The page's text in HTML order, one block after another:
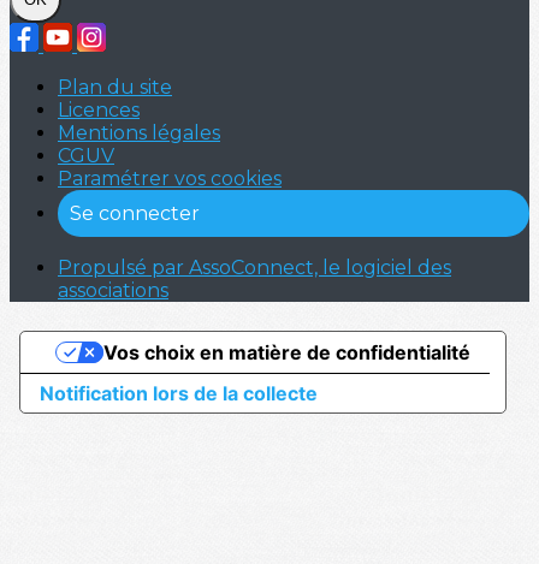
Plan du site
Licences
Mentions légales
CGUV
Paramétrer vos cookies
Se connecter
Propulsé par AssoConnect, le logiciel des
associations
Notification lors de la collecte
Vos choix en matière de confidentialité